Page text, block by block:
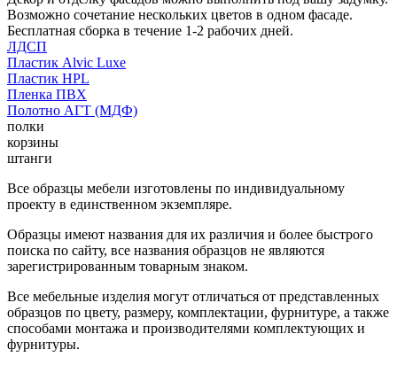
Возможно сочетание нескольких цветов в одном фасаде.
Бесплатная сборка в течение 1-2 рабочих дней.
ЛДСП
Пластик Alvic Luxe
Пластик HPL
Пленка ПВХ
Полотно АГТ (МДФ)
полки
корзины
штанги
Все образцы мебели изготовлены по индивидуальному
проекту в единственном экземпляре.
Образцы имеют названия для их различия и более быстрого
поиска по сайту, все названия образцов не являются
зарегистрированным товарным знаком.
Все мебельные изделия могут отличаться от представленных
образцов по цвету, размеру, комплектации, фурнитуре, а также
способами монтажа и производителями комплектующих и
фурнитуры.